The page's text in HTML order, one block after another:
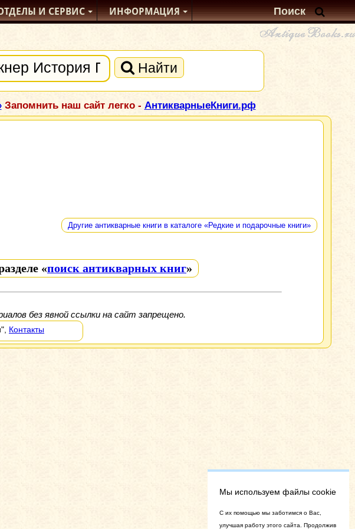
И СЕРВИС ИНФОРМАЦИЯ
Найти
Запомнить наш сайт легко - АнтикварныеКниги.рф
Другие антикварные книги в каталоге «Редкие и подарочные книги»
«поиск антикварных книг»
без явной ссылки на сайт запрещено.
, Контакты
Мы используем файлы cookie
C их помощью мы заботимся о Вас,
улучшая работу этого сайта. Продолжив